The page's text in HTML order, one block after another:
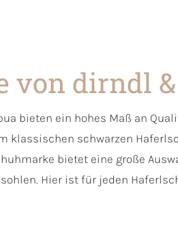
von dirndl
bieten ein hohes Maß an
klassischen schwarzen
bietet eine große
Hier ist für jeden